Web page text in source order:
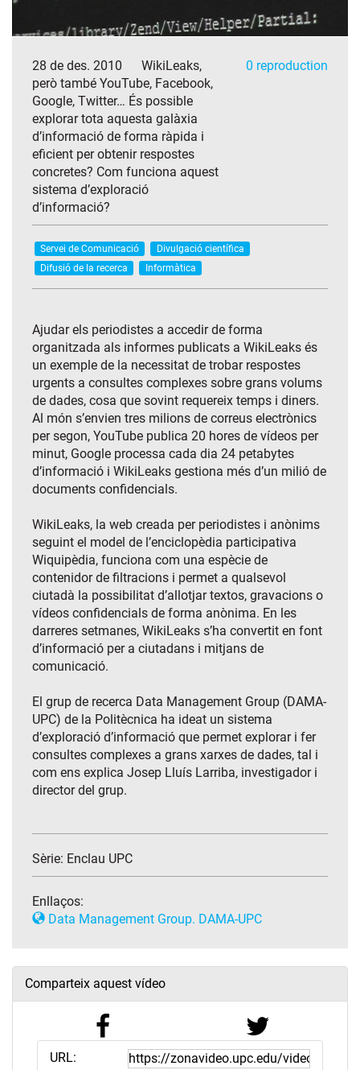
28 de des. 2010
WikiLeaks,
però també YouTube, Facebook,
Google, Twitter… És possible
explorar tota aquesta galàxia
d’informació de forma ràpida i
eficient per obtenir respostes
concretes? Com funciona aquest
sistema d’exploració
d’informació?
0 reproduction
Servei de Comunicació
Divulgació científica
Difusió de la recerca
Informàtica
Ajudar els periodistes a accedir de forma
organitzada als informes publicats a WikiLeaks és
un exemple de la necessitat de trobar respostes
urgents a consultes complexes sobre grans volums
de dades, cosa que sovint requereix temps i diners.
Al món s’envien tres milions de correus electrònics
per segon, YouTube publica 20 hores de vídeos per
minut, Google processa cada dia 24 petabytes
d’informació i WikiLeaks gestiona més d’un milió de
documents confidencials.
WikiLeaks, la web creada per periodistes i anònims
seguint el model de l’enciclopèdia participativa
Wiquipèdia, funciona com una espècie de
contenidor de filtracions i permet a qualsevol
ciutadà la possibilitat d’allotjar textos, gravacions o
vídeos confidencials de forma anònima. En les
darreres setmanes, WikiLeaks s’ha convertit en font
d’informació per a ciutadans i mitjans de
comunicació.
El grup de recerca Data Management Group (DAMA-
UPC) de la Politècnica ha ideat un sistema
d’exploració d’informació que permet explorar i fer
consultes complexes a grans xarxes de dades, tal i
com ens explica Josep Lluís Larriba, investigador i
director del grup.
Sèrie: Enclau UPC
Enllaços:
Data Management Group. DAMA-UPC
Comparteix aquest vídeo
URL: